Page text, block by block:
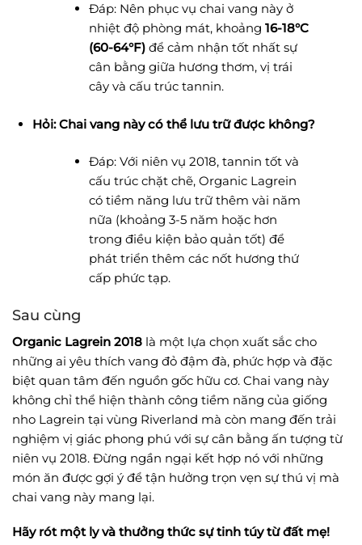
Đáp: Nên phục vụ chai vang này ở
nhiệt độ phòng mát, khoảng 16-18°C
(60-64°F) để cảm nhận tốt nhất sự
cân bằng giữa hương thơm, vị trái
cây và cấu trúc tannin.
Hỏi: Chai vang này có thể lưu trữ được không?
Đáp: Với niên vụ 2018, tannin tốt và
cấu trúc chặt chẽ, Organic Lagrein
có tiềm năng lưu trữ thêm vài năm
nữa (khoảng 3-5 năm hoặc hơn
trong điều kiện bảo quản tốt) để
phát triển thêm các nốt hương thứ
cấp phức tạp.
Sau cùng
Organic Lagrein 2018 là một lựa chọn xuất sắc cho
những ai yêu thích vang đỏ đậm đà, phức hợp và đặc
biệt quan tâm đến nguồn gốc hữu cơ. Chai vang này
không chỉ thể hiện thành công tiềm năng của giống
nho Lagrein tại vùng Riverland mà còn mang đến trải
nghiệm vị giác phong phú với sự cân bằng ấn tượng từ
niên vụ 2018. Đừng ngần ngại kết hợp nó với những
món ăn được gợi ý để tận hưởng trọn vẹn sự thú vị mà
chai vang này mang lại.
Hãy rót một ly và thưởng thức sự tinh túy từ đất mẹ!